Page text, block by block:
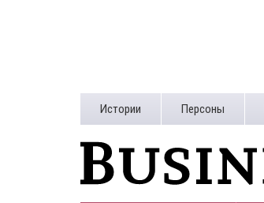
Истории Персоны